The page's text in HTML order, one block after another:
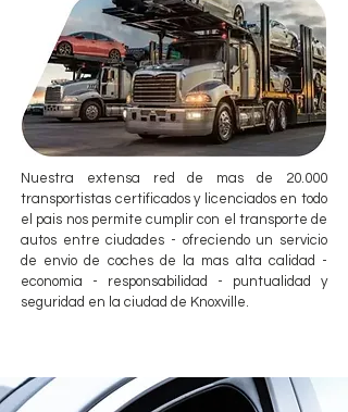
Nuestra extensa red de mas de 20.000
transportistas certificados y licenciados en todo
el pais nos permite cumplir con el transporte de
autos entre ciudades - ofreciendo un servicio
de envio de coches de la mas alta calidad -
economia - responsabilidad - puntualidad y
seguridad en la ciudad de Knoxville.